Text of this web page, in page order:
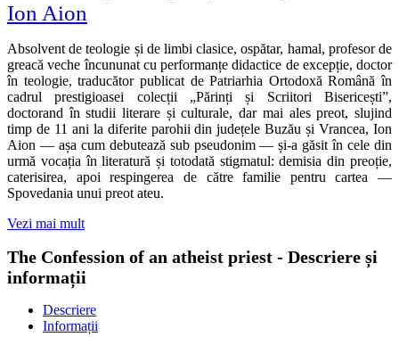
Ion Aion
Absolvent de teologie și de limbi clasice, ospătar, hamal, profesor de
greacă veche încununat cu performanțe didactice de excepție, doctor
în teologie, traducător publicat de Patriarhia Ortodoxă Română în
cadrul prestigioasei colecții „Părinți și Scriitori Bisericești”,
doctorand în studii literare și culturale, dar mai ales preot, slujind
timp de 11 ani la diferite parohii din județele Buzău și Vrancea, Ion
Aion — așa cum debutează sub pseudonim — și-a găsit în cele din
urmă vocația în literatură și totodată stigmatul: demisia din preoție,
caterisirea, apoi respingerea de către familie pentru cartea —
Spovedania unui preot ateu.
Vezi mai mult
The Confession of an atheist priest - Descriere și
informații
Descriere
Informații